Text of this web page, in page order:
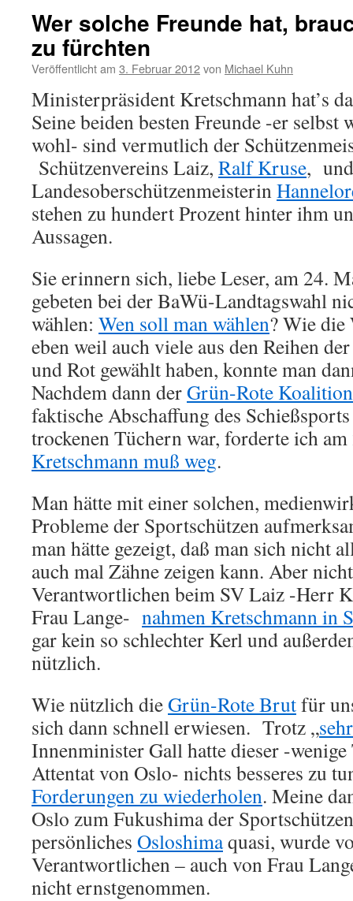
Wer solche Freunde hat,
zu fürchten
Veröffentlicht am 3. Februar 2012von Michael Kuhn
Ministerpräsident Kretschmann hat’s
Seine beiden besten Freunde -er selbst
wohl- sind vermutlich der
Schützenvereins Laiz, Ralf Kruse,
Landesoberschützenmeisterin
stehen zu hundert Prozent hinter ihm
Aussagen.
Sie erinnern sich, liebe Leser, am 24.
gebeten bei der BaWü-Landtagswahl
wählen: Wen soll man wählen? Wie die
eben weil auch viele aus den Reihen
und Rot gewählt haben, konnte man
Nachdem dann derGrün-Rote
faktische Abschaffung des
trockenen Tüchern war, forderte ich
Kretschmann muß weg.
Man hätte mit einer solchen,
Probleme der Sportschützen
man hätte gezeigt, daß man sich nicht
auch mal Zähne zeigen kann. Aber
Verantwortlichen beim SV Laiz -Herr
Frau Lange- nahmen Kretschmann in
gar kein so schlechter Kerl und
nützlich.
Wie nützlich dieGrün-Rote Brutfür
sich dann schnell erwiesen. Trotz „
Innenminister Gall hatte dieser -wenige
Attentat von Oslo- nichts besseres zu
Forderungen zu wiederholen. Meine
Oslo zum Fukushima der
persönliches Osloshimaquasi, wurde
Verantwortlichen – auch von Frau
nicht ernstgenommen.